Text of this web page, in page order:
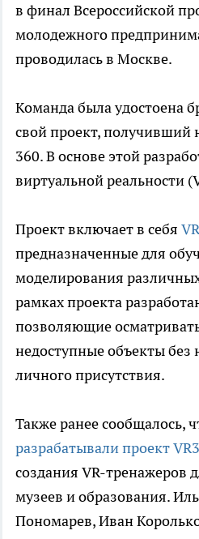
в финал Всероссийской
молодежного
проводилась в Москве.
Команда была удостоена
свой проект, получивший
360. В основе этой
виртуальной реальности
Проект включает в себя
предназначенные для
моделирования
рамках проекта
позволяющие
недоступные объекты без
личного присутствия.
Также ранее сообщалось,
разрабатывали проект
создания VR-тренажеров
музеев и образования.
Пономарев, Иван